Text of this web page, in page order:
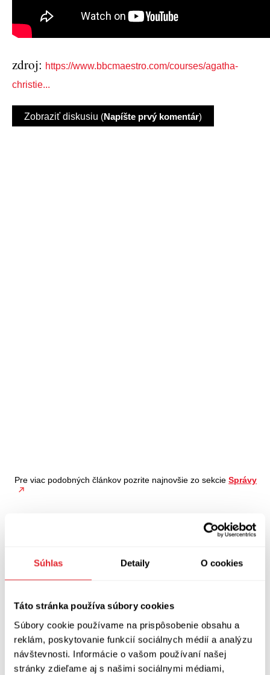
Súhlas Detaily O cookies
Táto stránka používa súbory cookies
Súbory cookie používame na prispôsobenie obsahu a
reklám, poskytovanie funkcií sociálnych médií a analýzu
návštevnosti. Informácie o vašom používaní našej
stránky zdieľame aj s našimi sociálnymi médiami,
zdroj: https://www.bbcmaestro.com/courses/agatha-
christie...
Zobraziť diskusiu (Napíšte prvý komentár)
Pre viac podobných článkov pozrite najnovšie zo sekcieSprávy
Kníhkupectvo, ktoré pre vás už dvadsaťpäť rokov
vyberá knihy.